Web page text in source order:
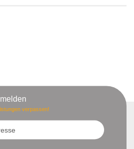
verpassen!